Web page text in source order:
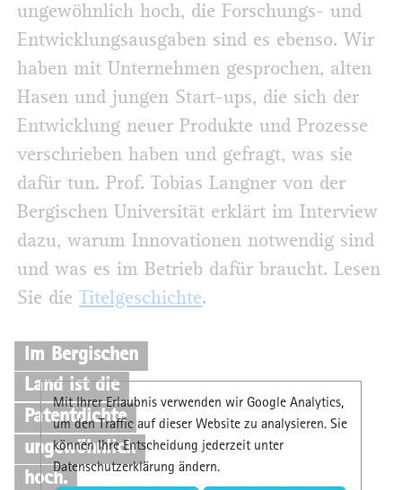
ungewöhn­lich hoch, die Forschungs- und
Ent­wick­lungs­ausgaben sind es ebenso. Wir
haben mit Unternehmen gesprochen, alten
Hasen und jungen Start-ups, die sich der
Entwicklung neuer Produkte und Prozesse
verschrieben haben und gefragt, was sie
dafür tun. Prof. Tobias Langner von der
Bergischen Universität erklärt im Interview
dazu, warum Innovationen notwendig sind
und was es im Betrieb dafür braucht. Lesen
Sie die Titelgeschichte.
Im Bergischen
Land ist die
Patentdichte
ungewöhnlich
hoch.
Mit Ihrer Erlaubnis verwenden wir Google Analytics,
um den Traffic auf dieser Website zu analysieren. Sie
können Ihre Entscheidung jederzeit unter
Datenschutzerklärung ändern.